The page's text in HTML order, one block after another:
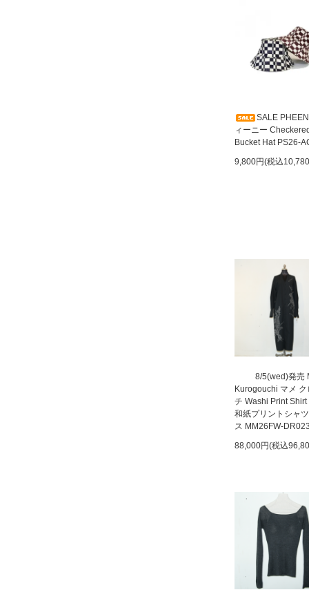
SALE
ィーニー
Bucket Hat PS26-
9,800円(税込
8/5(wed)発売
Kurogouchi マメ ク
チ Washi Print Shirt
和紙プリントシャ
ス MM26FW-
88,000円(税込